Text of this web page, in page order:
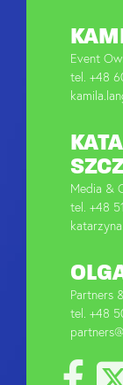
Event
tel. +48
Media &
tel. +48
Partners
tel. +48